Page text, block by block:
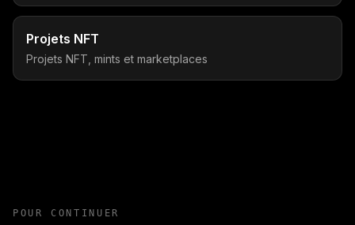
Projets NFT
Projets NFT, mints et marketplaces
POUR CONTINUER